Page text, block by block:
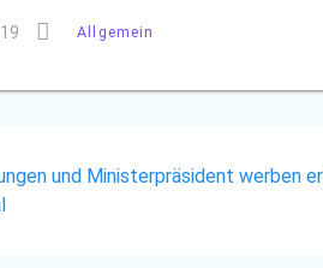
Allgemein
und Ministerpräsident werben